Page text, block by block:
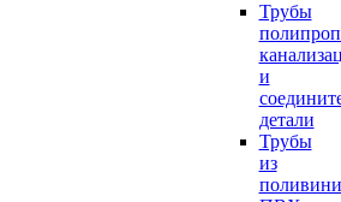
Трубы
и
детали
Трубы
из